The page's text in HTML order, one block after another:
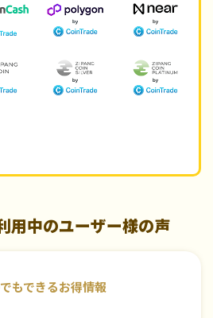
用中のユーザー様の声
もできるお得情報